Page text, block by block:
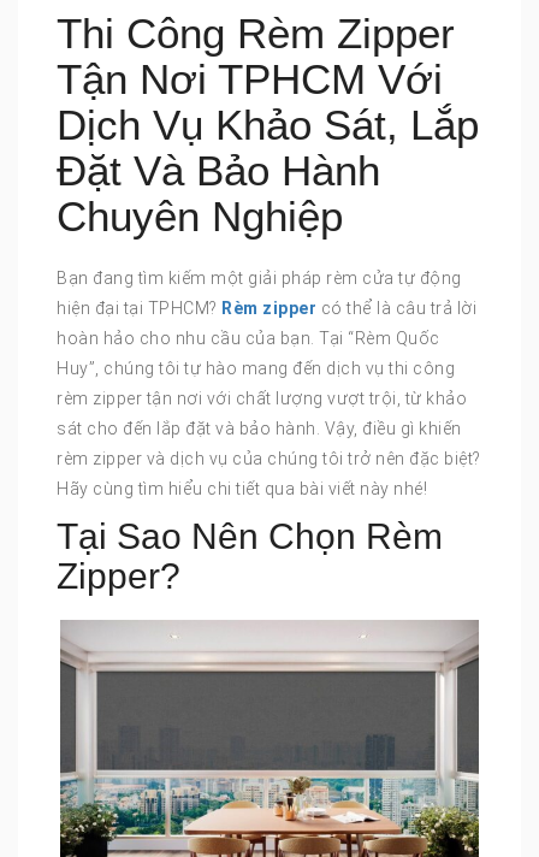
Thi Công Rèm Zipper
Tận Nơi TPHCM Với
Dịch Vụ Khảo Sát, Lắp
Đặt Và Bảo Hành
Chuyên Nghiệp
Bạn đang tìm kiếm một giải pháp rèm cửa tự động
hiện đại tại TPHCM? Rèm zipper có thể là câu trả lời
hoàn hảo cho nhu cầu của bạn. Tại “Rèm Quốc
Huy”, chúng tôi tự hào mang đến dịch vụ thi công
rèm zipper tận nơi với chất lượng vượt trội, từ khảo
sát cho đến lắp đặt và bảo hành. Vậy, điều gì khiến
rèm zipper và dịch vụ của chúng tôi trở nên đặc biệt?
Hãy cùng tìm hiểu chi tiết qua bài viết này nhé!
Tại Sao Nên Chọn Rèm
Zipper?